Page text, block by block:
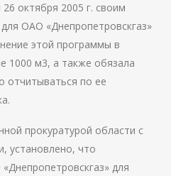
октября 2005 г. своим
ОАО «Днепропетровскгаз»
этой программы в
1000 м3, а также обязала
отчитываться по ее
прокуратурой области с
установлено, что
для